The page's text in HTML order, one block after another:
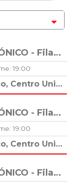
IRON MAIDEN SINFÓNICO - Filarmónica de las Artes
19:00
Auditorio Fra Angelico, Centro Universitario Cultural (CUC)
IRON MAIDEN SINFÓNICO - Filarmónica de las Artes
19:00
Auditorio Fra Angelico, Centro Universitario Cultural (CUC)
IRON MAIDEN SINFÓNICO - Filarmónica de las Artes